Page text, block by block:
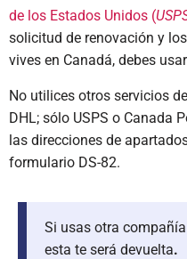
de los Estados Unidos (
solicitud de renovación y
vives en Canadá, debes usar
No utilices otros servicios
DHL; sólo USPS o Canada
las direcciones de
formulario DS-82.
Si usas otra
esta te será devuelta.